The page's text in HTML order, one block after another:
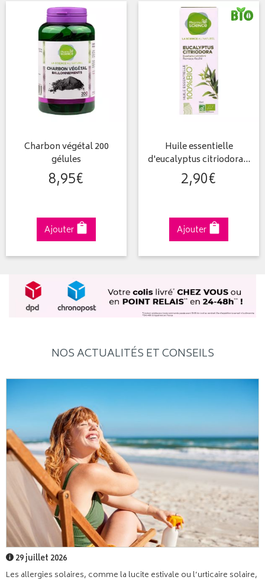
Charbon végétal 200
gélules
8,95€
Ajouter
Huile essentielle
d'eucalyptus citriodora…
2,90€
Ajouter
NOS ACTUALITÉS ET CONSEILS
29 juillet 2026
Les allergies solaires, comme la lucite estivale ou l’urticaire solaire,